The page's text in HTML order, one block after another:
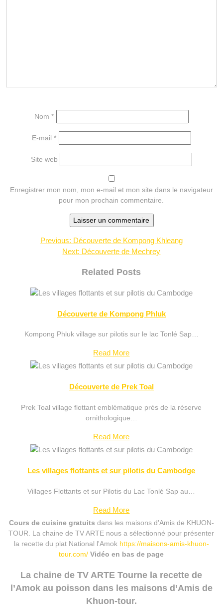
Nom*
E-mail*
Site web
Enregistrer mon nom, mon e-mail et mon site dans le navigateur
pour mon prochain commentaire.
Navigation
Previous: Découverte de Kompong Khleang
Next: Découverte de Mechrey
Related Posts
Découverte de Kompong Phluk
Kompong Phluk village sur pilotis sur le lac Tonlé Sap…
Read More
Découverte de Prek Toal
Prek Toal village flottant emblématique près de la réserve
ornithologique…
Read More
Les villages flottants et sur pilotis du Cambodge
Villages Flottants et sur Pilotis du Lac Tonlé Sap au…
Read More
Cours de cuisine gratuits dans les maisons d'Amis de KHUON-
TOUR. La chaine de TV ARTE nous a sélectionné pour présenter
la recette du plat National l'Amok https://maisons-amis-khuon-
tour.com/ Vidéo en bas de page
La chaine de TV ARTE Tourne la recette de
l’Amok au poisson dans les maisons d’Amis de
Khuon-tour.